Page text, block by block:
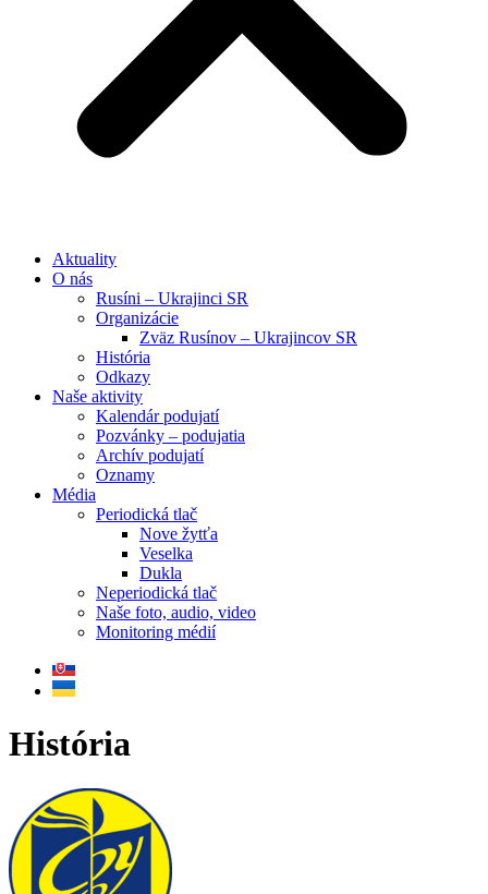
Aktuality
O nás
Rusíni – Ukrajinci SR
Organizácie
Zväz Rusínov – Ukrajincov SR
História
Odkazy
Naše aktivity
Kalendár podujatí
Pozvánky – podujatia
Archív podujatí
Oznamy
Média
Periodická tlač
Nove žytťa
Veselka
Dukla
Neperiodická tlač
Naše foto, audio, video
Monitoring médií
História